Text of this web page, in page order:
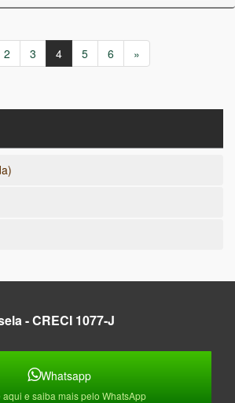
2 3 4 5 6 »
- CRECI 1077-J
Whatsapp
e saiba mais pelo WhatsApp